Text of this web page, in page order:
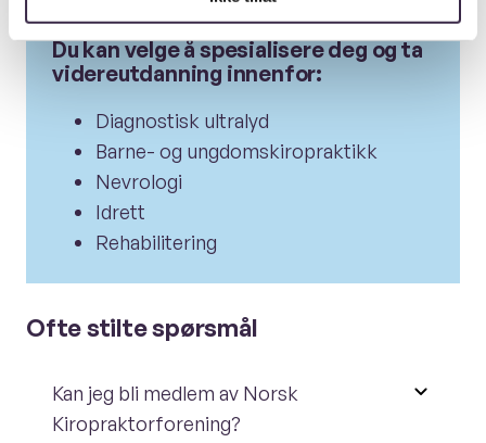
Du kan velge å spesialisere deg og ta
videreutdanning innenfor:
Diagnostisk ultralyd
Barne- og ungdomskiropraktikk
Nevrologi
Idrett
Rehabilitering
Ofte stilte spørsmål
Kan jeg bli medlem av Norsk
Kiropraktorforening?